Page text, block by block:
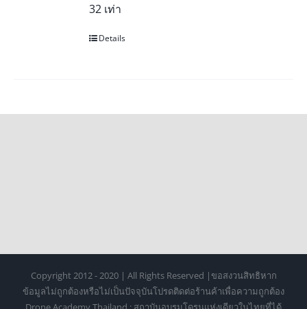
32 เท่า
Details
Copyright 2012 - 2020 | All Rights Reserved |ขอสงวนสิทธิหาก
ข้อมูลไม่ถูกต้องหรือไม่เป็นปัจจุบันโปรดติดต่อร้านค้าเพื่อความถูกต้อง